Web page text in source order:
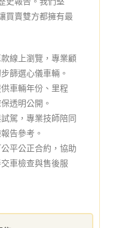
買賣雙方都擁有最
線上瀏覽，專業顧
篩選心儀車輛。
車輛年份、里程
透明公開。
駕，專業技師陪同
告參考。
平公正合約，協助
車檢查與售後服